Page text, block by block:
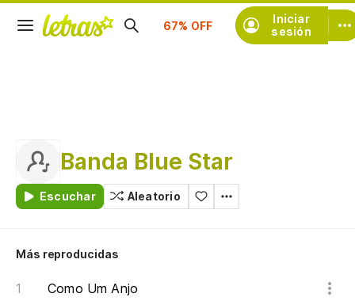
Iniciar
sesión
Suscríbete
Banda Blue Star
Escuchar Aleatorio
Más reproducidas
Como Um Anjo